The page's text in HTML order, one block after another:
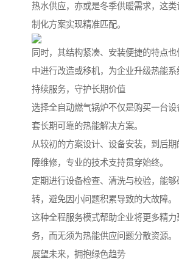
热水供应，亦或是冬季供暖需求，这
制化方案实现精准匹配。
同时，其结构紧凑、安装便捷的特点
中进行改造或移机，为企业升级热能系
持续服务，守护长期价值
选择全自动燃气锅炉不仅是购买一台
套长期可靠的热能解决方案。
从较初的方案设计、设备安装，到后
障维修，专业的技术支持贯穿始终。
定期进行设备检查、清洗与校验，能
转，避免因小问题积累导致的大故障。
这种全程服务模式帮助企业将更多精力
务，而无须为热能供应问题分散资源。
展望未来，拥抱绿色趋势